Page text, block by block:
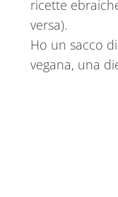
ricette
versa).
Ho un sacco
vegana, una